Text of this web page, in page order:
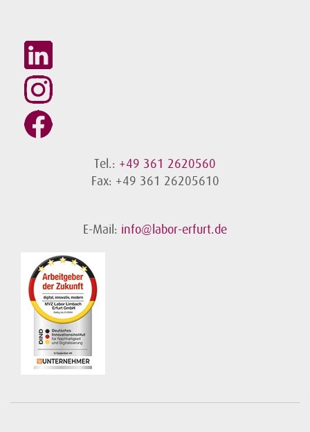
Tel.: +49 361 2620560
Fax: +49 361 26205610
E-Mail: info@labor-erfurt.de